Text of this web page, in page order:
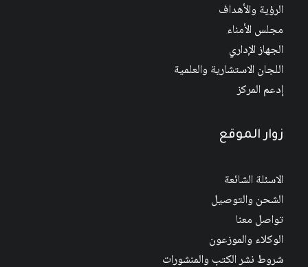
الرؤية والأهداف
مجلس الأمناء
الجهاز الإداري
اللجان الاستشارية والعلمية
إدعم المركز
زوار الموقع
الاسئلة الشائعة
الشحن والتوصيل
تواصل معنا
الوكلاء والموزعون
شروط نشر الكتب والمنشورات